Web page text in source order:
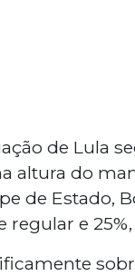
de Lula
altura do
de Estado,
regular e